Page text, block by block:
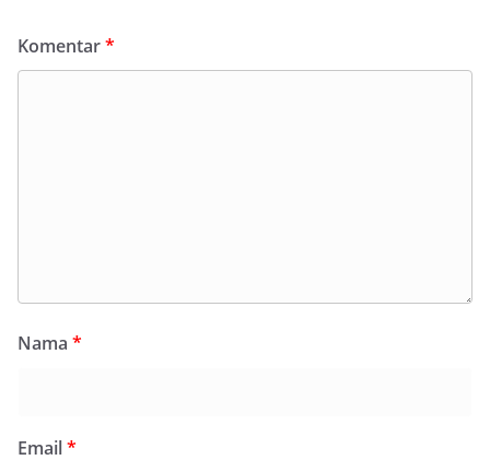
Komentar*
Nama *
Email*